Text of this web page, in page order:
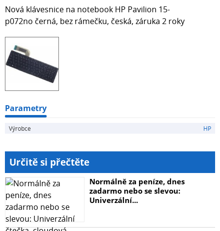
Nová klávesnice na notebook HP Pavilion 15-
p072no černá, bez rámečku, česká, záruka 2 roky
Parametry
Výrobce HP
Určitě si přečtěte
Normálně za peníze, dnes
zadarmo nebo se slevou:
Univerzální...